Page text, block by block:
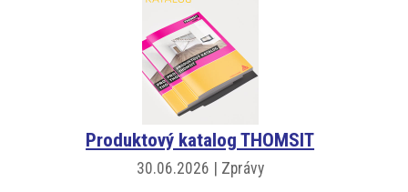
Produktový katalog THOMSIT
30.06.2026 | Zprávy